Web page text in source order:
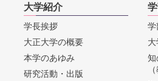
大学紹介
学長挨拶
大正大学の概要
本学のあゆみ
研究活動・出版
学
知